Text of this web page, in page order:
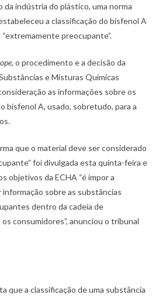
indústria do plástico, uma norma
a classificação do bisfenol A
preocupante”.
, o procedimento e a decisão da
e Misturas Químicas
as informações sobre os
bisfenol A, usado, sobretudo, para a
que o material deve ser considerado
foi divulgada esta quinta-feira e
objetivos da ECHA “é impor a
sobre as substâncias
dentro da cadeia de
consumidores”, anunciou o tribunal
que a classificação de uma substância